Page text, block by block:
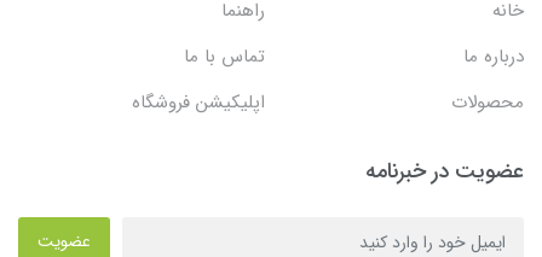
خانه
راهنما
درباره ما
تماس با ما
محصولات
اپلیکیشن فروشگاه
عضویت در خبرنامه
عضویت